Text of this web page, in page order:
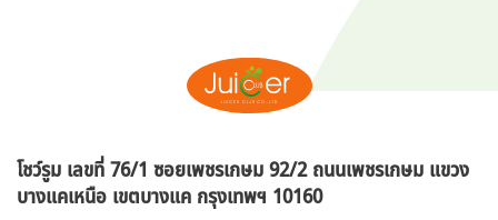
โชว์รูม เลขที่ 76/1 ซอยเพชรเกษม 92/2 ถนนเพชรเกษม แขวง
บางแคเหนือ เขตบางแค กรุงเทพฯ 10160